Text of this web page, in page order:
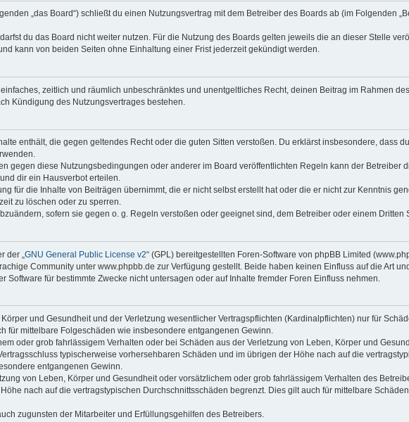
„das Board“) schließt du einen Nutzungsvertrag mit dem Betreiber des Boards ab (im Folgenden
du das Board nicht weiter nutzen. Für die Nutzung des Boards gelten jeweils die an dieser Stelle
kann von beiden Seiten ohne Einhaltung einer Frist jederzeit gekündigt werden.
zeitlich und räumlich unbeschränktes und unentgeltliches Recht, deinen Beitrag im Rahmen
Kündigung des Nutzungsvertrages bestehen.
enthält, die gegen geltendes Recht oder die guten Sitten verstoßen. Du erklärst insbesondere, dass
gegen diese Nutzungsbedingungen oder anderer im Board veröffentlichten Regeln kann der Betreiber
dir ein Hausverbot erteilen.
für die Inhalte von Beiträgen übernimmt, die er nicht selbst erstellt hat oder die er nicht zur Kenntnis
zu löschen oder zu sperren.
sofern sie gegen o. g. Regeln verstoßen oder geeignet sind, dem Betreiber oder einem Dritten
„ GNU General Public License v2“ (GPL) bereitgestellten Foren-Software von phpBB Limited
Community unter www.phpbb.de zur Verfügung gestellt. Beide haben keinen Einfluss auf die Art
für bestimmte Zwecke nicht untersagen oder auf Inhalte fremder Foren Einfluss nehmen.
und Gesundheit und der Verletzung wesentlicher Vertragspflichten (Kardinalpflichten) nur für
für mittelbare Folgeschäden wie insbesondere entgangenen Gewinn.
oder grob fahrlässigem Verhalten oder bei Schäden aus der Verletzung von Leben, Körper und
typischerweise vorhersehbaren Schäden und im übrigen der Höhe nach auf die
entgangenen Gewinn.
von Leben, Körper und Gesundheit oder vorsätzlichem oder grob fahrlässigem Verhalten des
nach auf die vertragstypischen Durchschnittsschäden begrenzt. Dies gilt auch für mittelbare
zugunsten der Mitarbeiter und Erfüllungsgehilfen des Betreibers.